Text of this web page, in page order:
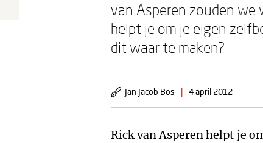
van Asperen zouden
helpt je om je eigen
dit waar te maken?
Jan Jacob Bos | 4 april 2012
Rick van Asperen helpt je